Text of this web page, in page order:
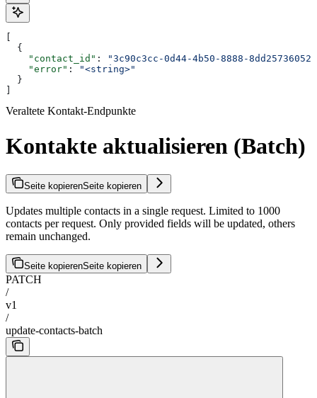
  {
    "contact_id"
:
"3c90c3cc-0d44-4b50-8888-
    "error"
:
"<string>"
  }
Veraltete Kontakt-Endpunkte
Kontakte aktualisieren (Batch)
Seite kopierenSeite kopieren
Updates multiple contacts in a single request. Limited to 1000
contacts per request. Only provided fields will be updated, others
remain unchanged.
Seite kopierenSeite kopieren
PATCH
/
v1
/
update-contacts-batch